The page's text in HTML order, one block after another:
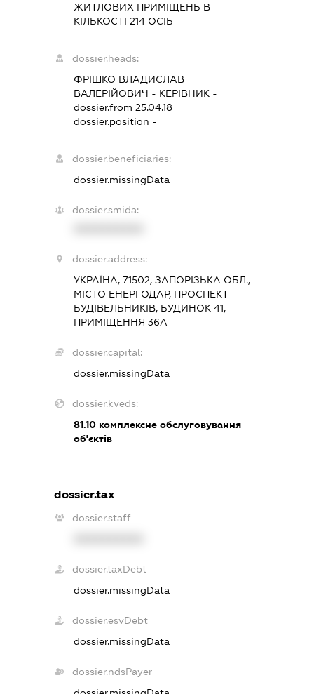
ЖИТЛОВИХ ПРИМІЩЕНЬ В
КІЛЬКОСТІ 214 ОСІБ
dossier.heads:
ФРІШКО ВЛАДИСЛАВ
ВАЛЕРІЙОВИЧ - КЕРІВНИК -
dossier.from 25.04.18
dossier.position -
dossier.beneficiaries:
dossier.missingData
dossier.smida:
dossier.address:
УКРАЇНА, 71502, ЗАПОРІЗЬКА ОБЛ.,
МІСТО ЕНЕРГОДАР, ПРОСПЕКТ
БУДІВЕЛЬНИКІВ, БУДИНОК 41,
ПРИМІЩЕННЯ 36А
dossier.capital:
dossier.missingData
dossier.kveds:
81.10комплексне обслуговування
об'єктів
dossier.tax
dossier.staff
dossier.taxDebt
dossier.missingData
dossier.esvDebt
dossier.missingData
dossier.ndsPayer